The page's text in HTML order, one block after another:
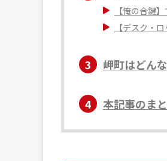
【俺の合鍵
【デスク・
3 岬町はどん
4 本記事のま